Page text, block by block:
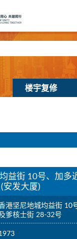
楼宇复修
益街 10号、加多
安发大厦)
港坚尼地城均益街 10
爹核士街 28-32号